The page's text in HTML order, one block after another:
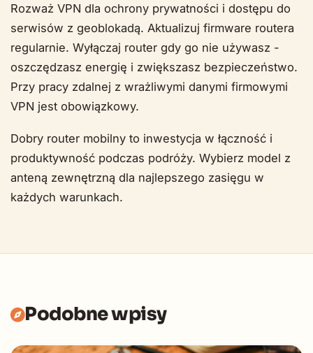
Rozważ VPN dla ochrony prywatności i dostępu do
serwisów z geoblokadą. Aktualizuj firmware routera
regularnie. Wyłączaj router gdy go nie używasz -
oszczędzasz energię i zwiększasz bezpieczeństwo.
Przy pracy zdalnej z wrażliwymi danymi firmowymi
VPN jest obowiązkowy.
Dobry router mobilny to inwestycja w łączność i
produktywność podczas podróży. Wybierz model z
anteną zewnętrzną dla najlepszego zasięgu w
każdych warunkach.
Podobne wpisy